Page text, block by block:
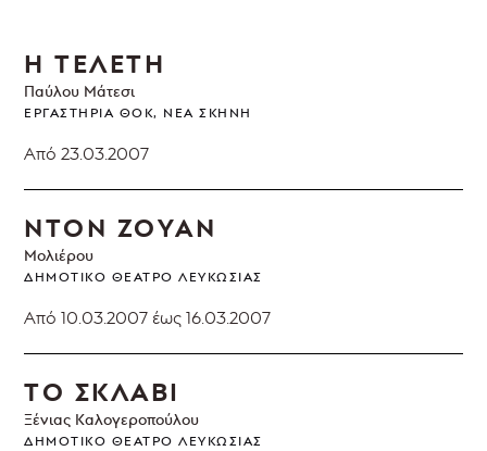
Η ΤΕΛΕΤΗ
Παύλου Μάτεσι
ΕΡΓΑΣΤΉΡΙΑ ΘΟΚ, ΝΈΑ ΣΚΗΝΉ
Από 23.03.2007
ΝΤΟΝ ΖΟΥΑΝ
Μολιέρου
ΔΗΜΟΤΙΚΌ ΘΈΑΤΡΟ ΛΕΥΚΩΣΊΑΣ
Από 10.03.2007 έως 16.03.2007
ΤΟ ΣΚΛΑΒΙ
Ξένιας Καλογεροπούλου
ΔΗΜΟΤΙΚΌ ΘΈΑΤΡΟ ΛΕΥΚΩΣΊΑΣ